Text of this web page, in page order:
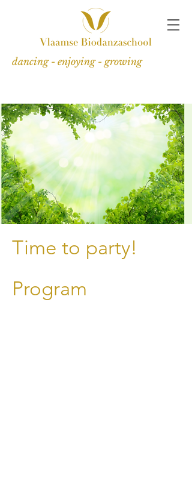
dancing - enjoying - growing
Time to party!
Program